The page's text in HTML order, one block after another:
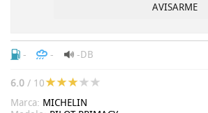
- - -DB
6.0 / 10
Marca: MICHELIN